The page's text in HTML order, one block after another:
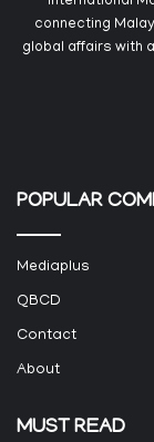
connecting
global affairs with
POPULAR
Mediaplus
QBCD
Contact
About
MUST READ